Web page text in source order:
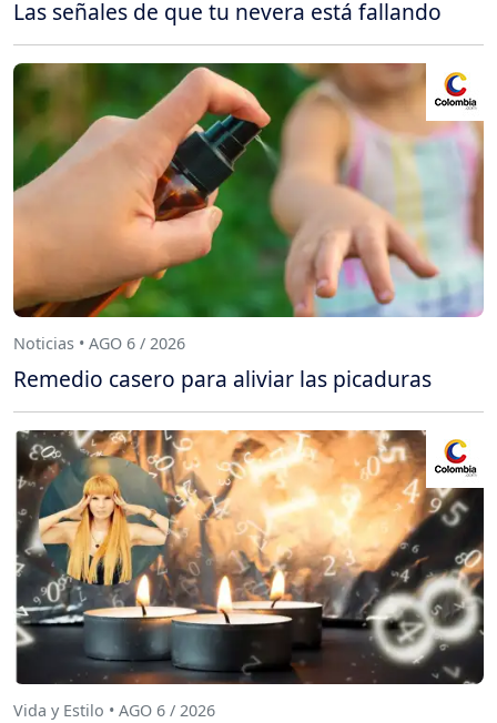
Las señales de que tu nevera está fallando
Noticias • AGO 6 / 2026
Remedio casero para aliviar las picaduras
Vida y Estilo • AGO 6 / 2026